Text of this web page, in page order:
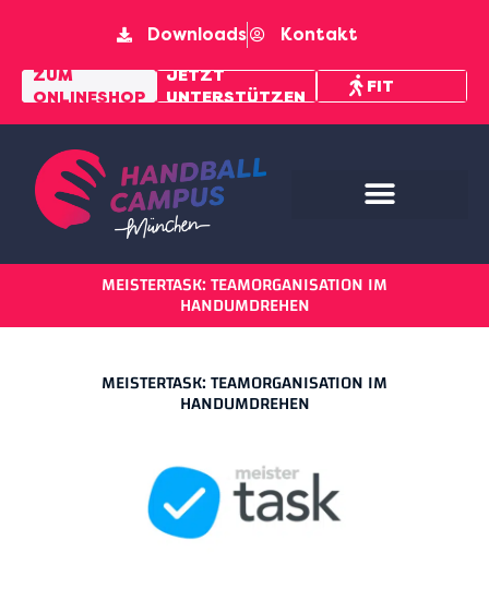
Downloads Kontakt
ZUM
ONLINESHOP
JETZT
UNTERSTÜTZEN
FIT
PFAD
MEISTERTASK: TEAMORGANISATION IM
HANDUMDREHEN
MEISTERTASK: TEAMORGANISATION IM
HANDUMDREHEN